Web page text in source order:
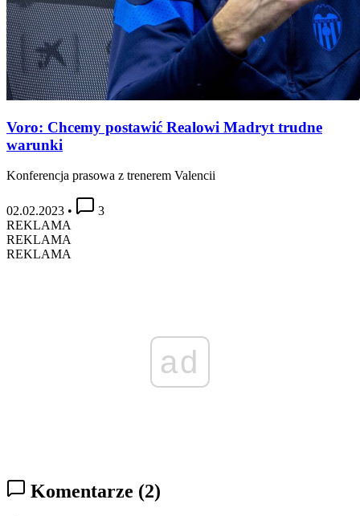
Voro: Chcemy postawić Realowi Madryt trudne
warunki
Konferencja prasowa z trenerem Valencii
02.02.2023 •
3
REKLAMA
REKLAMA
REKLAMA
ad
Komentarze (2)